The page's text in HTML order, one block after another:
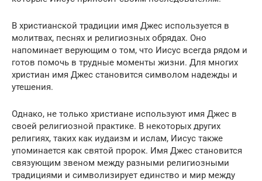
В христианской традиции имя Джес используется в
молитвах, песнях и религиозных обрядах. Оно
напоминает верующим о том, что Иисус всегда рядом и
готов помочь в трудные моменты жизни. Для многих
христиан имя Джес становится символом надежды и
утешения.
Однако, не только христиане используют имя Джес в
своей религиозной практике. В некоторых других
религиях, таких как иудаизм и ислам, Иисус также
упоминается как святой пророк. Имя Джес становится
связующим звеном между разными религиозными
традициями и символизирует единство и мир между